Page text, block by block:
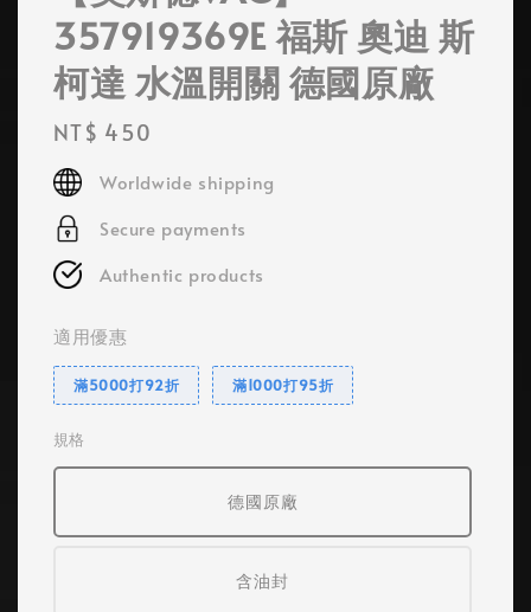
357919369E 福斯 奧迪 斯
柯達 水溫開關 德國原廠
Regular
price
NT$ 450
Worldwide shipping
Secure payments
Authentic products
適用優惠
滿5000打92折 滿1000打95折
規格
德國原廠
含油封